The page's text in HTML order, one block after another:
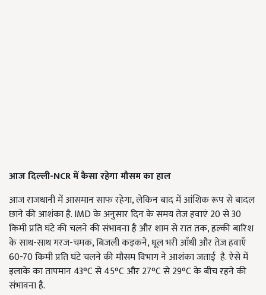
आज दिल्ली-NCR में कैसा रहेगा मौसम का हाल
आज राजधानी में आसमान साफ रहेगा, लेकिन बाद में आंशिक रूप से बादल
छाने की आशंका है. IMD के अनुसार दिन के समय तेज हवाएं 20 से 30
किमी प्रति घंटे की चलने की संभावना है और शाम से रात तक, हल्की बारिश
के साथ-साथ गरज-चमक, बिजली कड़कने, धूल भरी आँधी और तेज़ हवाएँ
60-70 किमी प्रति घंटे चलने की मौसम विभाग ने आशंका जताई है. ऐसे में
इलाके का तापमान 43°C से 45°C और 27°C से 29°C के बीच रहने की
संभावना है.